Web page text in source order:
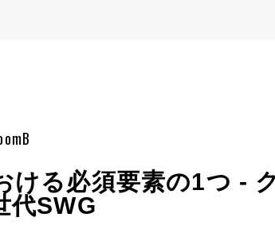
ける必須要素の1つ -
代SWG